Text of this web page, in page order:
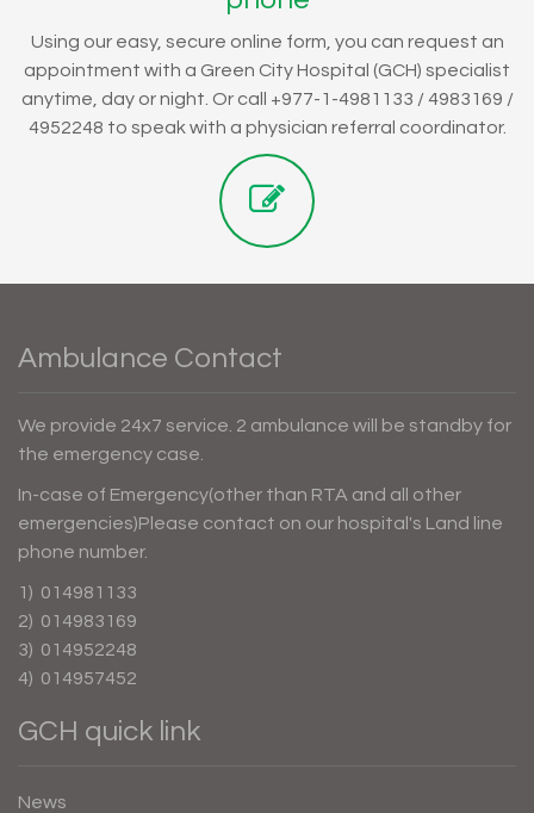
Using our easy, secure online form, you can request an
appointment with a Green City Hospital (GCH) specialist
anytime, day or night. Or call +977-1-4981133 / 4983169 /
4952248 to speak with a physician referral coordinator.
Ambulance Contact
We provide 24x7 service. 2 ambulance will be standby for
the emergency case.
In-case of Emergency(other than RTA and all other
emergencies)Please contact on our hospital's Land line
phone number.
1) 014981133
2) 014983169
3) 014952248
4) 014957452
GCH quick link
News